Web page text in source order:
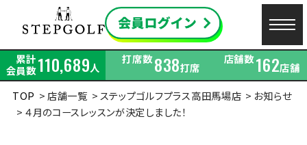
累計
会員数110,689人
打席数838打席
店舗数162店舗
TOP
店舗一覧 ステップゴルフプラス高田馬場店
お知らせ
４月のコースレッスンが決定しました！